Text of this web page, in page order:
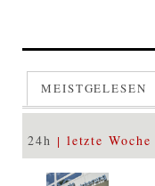
MEISTGELESEN
24h letzte Woche